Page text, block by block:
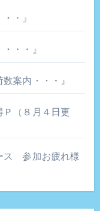
・』
・・』
案内・・・』
（８月４日更
ス 参加お疲れ様